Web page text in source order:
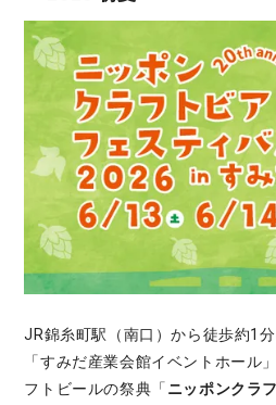
JR錦糸町駅（南口）から徒歩約1
「すみだ産業会館イベントホール
フトビールの祭典「 ニッポンクラ